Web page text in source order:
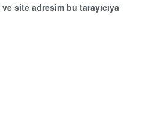
site adresim bu tarayıcıya